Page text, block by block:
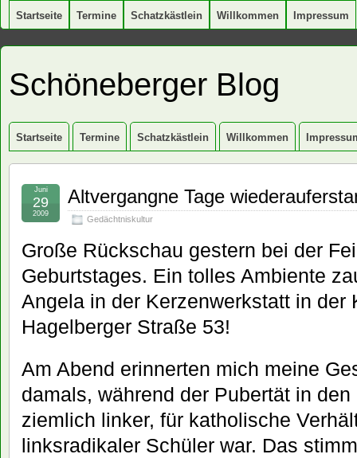
Startseite Termine Schatzkästlein Willkommen Impressum
Schöneberger Blog
Startseite Termine Schatzkästlein Willkommen
Altvergangne Tage
Gedächtniskultur
Juni
29
2009
Große Rückschau gestern bei der
Geburtstages. Ein tolles Ambiente
Angela in der Kerzenwerkstatt in der
Hagelberger Straße 53!
Am Abend erinnerten mich meine
damals, während der Pubertät in
ziemlich linker, für katholische
linksradikaler Schüler war. Das